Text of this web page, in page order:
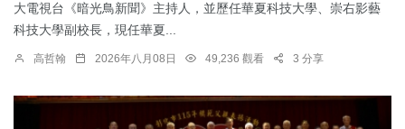
大電視台《暗光鳥新聞》主持人，並歷任華夏科技大學、崇右影藝
科技大學副校長，現任華夏...
高哲翰 2026年八月08日 49,236 觀看 3 分享